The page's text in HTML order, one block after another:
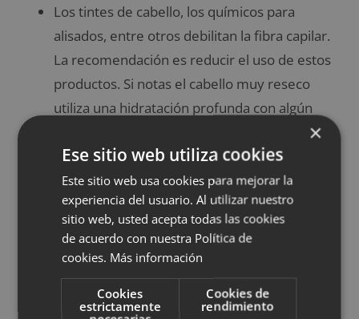
Los tintes de cabello, los químicos para
alisados, entre otros debilitan la fibra capilar.
La recomendación es reducir el uso de estos
productos. Si notas el cabello muy reseco
utiliza una hidratación profunda con algún
Cepilla el cabello frecuentemente y de ser
posible también antes de dormir. Así
estimularás la circulación de la sangre en el
cuero cabelludo, para fortificarlo y ayudar a su
crecimiento. Sin embargo, evita hacerlo con el
cabello mojado.
Toma mínimo dos litros de agua diarios y evita
×
Ese sitio web utiliza cookies
Este sitio web usa cookies para mejorar la
experiencia del usuario. Al utilizar nuestro
sitio web, usted acepta todas las cookies
de acuerdo con nuestra Política de
cookies. Más información
Cookies
estrictamente
Cookies de
rendimiento